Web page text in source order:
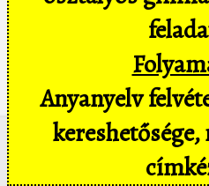
Anyanyelv